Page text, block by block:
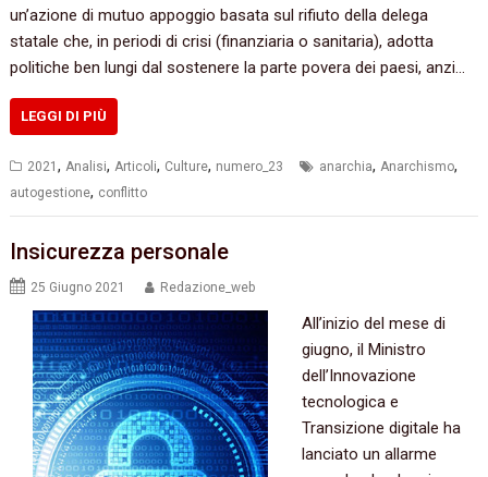
un’azione di mutuo appoggio basata sul rifiuto della delega
statale che, in periodi di crisi (finanziaria o sanitaria), adotta
politiche ben lungi dal sostenere la parte povera dei paesi, anzi…
LEGGI DI PIÙ
2021, Analisi, Articoli, Culture, numero_23 anarchia, Anarchismo,
autogestione, conflitto
Insicurezza personale
25 Giugno 2021 Redazione_web
All’inizio del mese di
giugno, il Ministro
dell’Innovazione
tecnologica e
Transizione digitale ha
lanciato un allarme